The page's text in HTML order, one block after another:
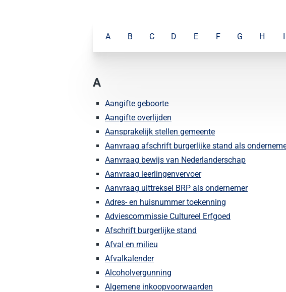
A B C D E F G H I
A
Aangifte geboorte
Aangifte overlijden
Aansprakelijk stellen gemeente
Aanvraag afschrift burgerlijke stand als
Aanvraag bewijs van Nederlanderschap
Aanvraag leerlingenvervoer
Aanvraag uittreksel BRP als ondernemer
Adres- en huisnummer toekenning
Adviescommissie Cultureel Erfgoed
Afschrift burgerlijke stand
Afval en milieu
Afvalkalender
Alcoholvergunning
Algemene inkoopvoorwaarden